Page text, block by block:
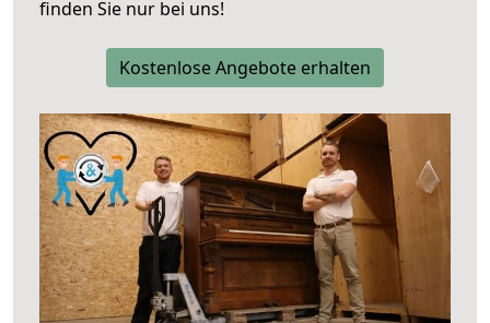
finden Sie nur bei uns!
Kostenlose Angebote erhalten